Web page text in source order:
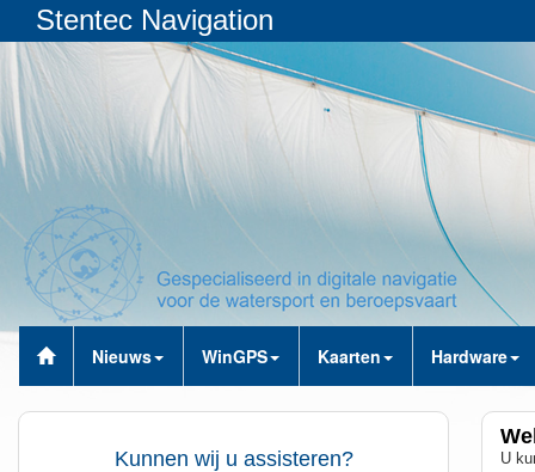
Stentec Navigation
Nieuws WinGPS Kaarten Hardware
U
Kunnen wij u assisteren?